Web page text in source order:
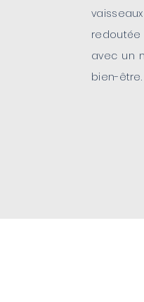
redoutée
avec un
bien-être.